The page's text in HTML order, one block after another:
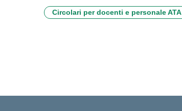
Circolari per docenti e personale ATA